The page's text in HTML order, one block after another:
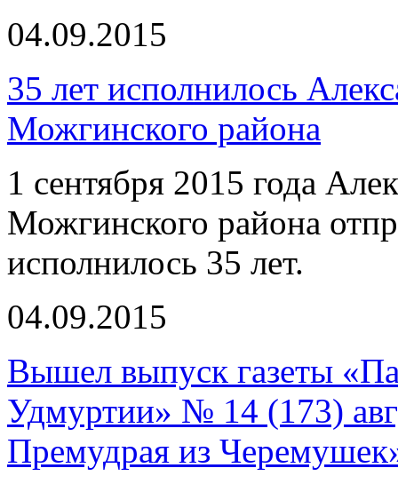
04.09.2015
35 лет исполнилось
Можгинского района
1 сентября 2015 года
Можгинского района
исполнилось 35 лет.
04.09.2015
Вышел выпуск газеты
Удмуртии» № 14 (173)
Премудрая из